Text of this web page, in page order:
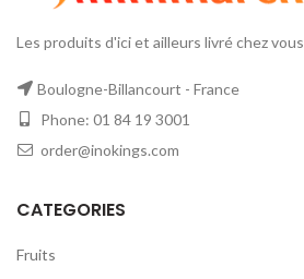
Les produits d'ici et ailleurs livré chez vous
Boulogne-Billancourt - France
Phone: 01 84 19 3001
order@inokings.com
CATEGORIES
Fruits